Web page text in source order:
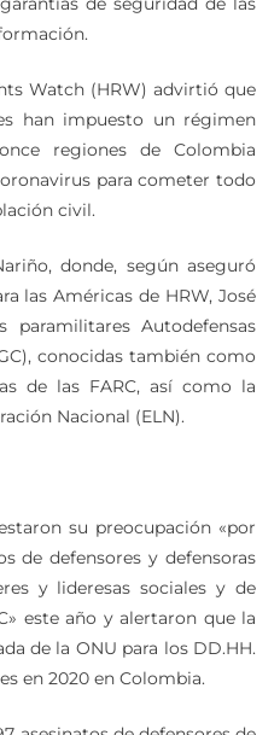
y judicializaciones de
de seguridad de las
Watch (HRW) advirtió que
han impuesto un régimen
regiones de Colombia
para cometer todo
donde, según aseguró
las Américas de HRW, José
paramilitares Autodefensas
conocidas también como
de las FARC, así como la
su preocupación «por
de defensores y defensoras
y lideresas sociales y de
este año y alertaron que la
de la ONU para los DD.HH.